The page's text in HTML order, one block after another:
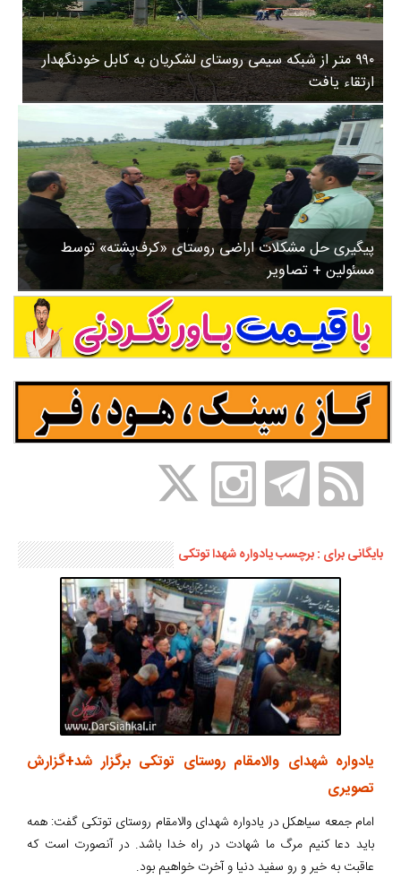
روستاها
ورزشی
سیاسی
چندرسانه ای
مسیر گردشگری دیلمان
درباره ما
۹۹۰ متر از شبکه سیمی روستای لشکریان به کابل خودنگهدار
ارتقاء یافت
پیگیری حل مشکلات اراضی روستای «کرف‌پشته» توسط
مسئولین + تصاویر
۳
۵
۸
ب
ا
ز
ن
ش
س
ت
ش
د
.
بایگانی برای : برچسب یادواره شهدا توتکی
یادواره شهدای والامقام روستای توتکی برگزار شد+گزارش
تصویری
امام جمعه سیاهکل در یادواره شهدای والامقام روستای توتکی گفت: همه
باید دعا کنیم مرگ ما شهادت در راه خدا باشد. در آنصورت است که
عاقبت به خیر و رو سفید دنیا و آخرت خواهیم بود.